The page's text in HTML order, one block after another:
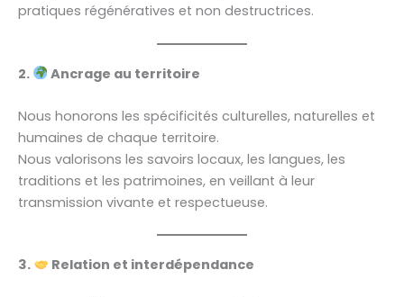
pratiques régénératives et non destructrices.
2. Ancrage au territoire
Nous honorons les spécificités culturelles, naturelles et
humaines de chaque territoire.
Nous valorisons les savoirs locaux, les langues, les
traditions et les patrimoines, en veillant à leur
transmission vivante et respectueuse.
3. Relation et interdépendance